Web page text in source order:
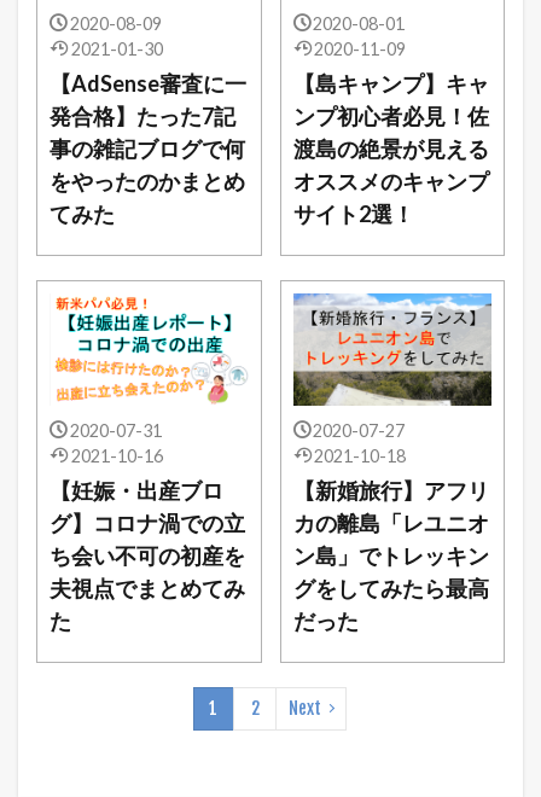
2020-08-09
2021-01-30
【AdSense審査に一
発合格】たった7記
事の雑記ブログで何
をやったのかまとめ
てみた
2020-08-01
2020-11-09
【島キャンプ】キャ
ンプ初心者必見！佐
渡島の絶景が見える
オススメのキャンプ
サイト2選！
2020-07-31
2021-10-16
【妊娠・出産ブロ
グ】コロナ渦での立
ち会い不可の初産を
夫視点でまとめてみ
た
2020-07-27
2021-10-18
【新婚旅行】アフリ
カの離島「レユニオ
ン島」でトレッキン
グをしてみたら最高
だった
1 2 Next